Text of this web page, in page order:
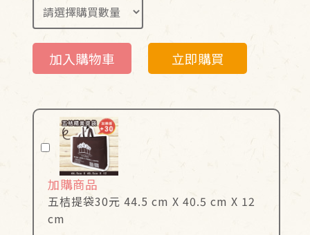
加入購物車 立即購買
加購商品
五桔提袋30元 44.5 cm X 40.5 cm X 12
cm